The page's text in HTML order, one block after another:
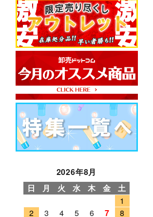
2026年8月
日
月 火 水 木 金
土
1
2
3 4 5 6 7
8